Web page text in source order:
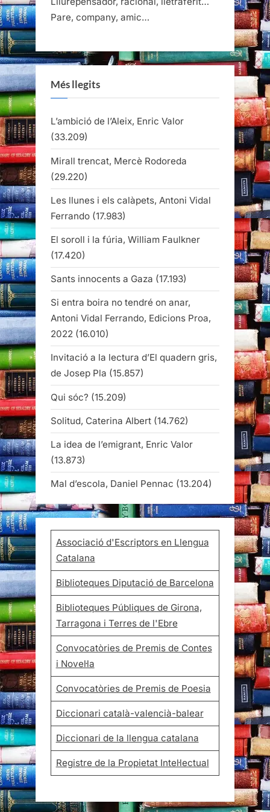
Pare, company, amic…
Més llegits
L’ambició de l’Aleix, Enric Valor
(33.209)
Mirall trencat, Mercè Rodoreda
(29.220)
Les llunes i els calàpets, Antoni Vidal
Ferrando (17.983)
El soroll i la fúria, William Faulkner
(17.420)
Sants innocents a Gaza (17.193)
Si entra boira no tendré on anar,
Antoni Vidal Ferrando, Edicions Proa,
2022 (16.010)
Invitació a la lectura d’El quadern gris,
de Josep Pla (15.857)
Qui sóc? (15.209)
Solitud, Caterina Albert (14.762)
La idea de l’emigrant, Enric Valor
(13.873)
Mal d’escola, Daniel Pennac (13.204)
Associació d'Escriptors en Llengua
Catalana
Biblioteques Diputació de Barcelona
Biblioteques Públiques de Girona,
Tarragona i Terres de l'Ebre
Convocatòries de Premis de Contes
i Novel·la
Convocatòries de Premis de Poesia
Diccionari català-valencià-balear
Diccionari de la llengua catalana
Registre de la Propietat Intel·lectual